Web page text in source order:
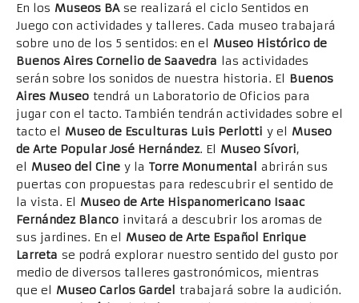
En los Museos BAse realizará el ciclo Sentidos en
Juego con actividades y talleres. Cada museo trabajará
sobre uno de los 5 sentidos: en el Museo Histórico de
Buenos Aires Cornelio de Saavedra las actividades
serán sobre los sonidos de nuestra historia. El
Buenos
Aires Museo tendrá un Laboratorio de Oficios para
jugar con el tacto. También tendrán actividades sobre el
tacto el Museo de Esculturas Luis Perlotti y el Museo
de Arte Popular José Hernández. El Museo Sívori,
el Museo del Cine y la Torre Monumental
abrirán sus
puertas con propuestas para redescubrir el sentido de
la vista. El Museo de Arte Hispanomericano Isaac
Fernández Blanco invitará a descubrir los aromas de
sus jardines. En el Museo de Arte Español Enrique
Larreta se podrá explorar nuestro sentido del gusto por
medio de diversos talleres gastronómicos, mientras
que el Museo Carlos Gardel trabajará sobre la audición.